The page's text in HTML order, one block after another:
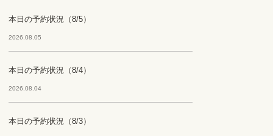
本日の予約状況（8/5）
2026.08.05
本日の予約状況（8/4）
2026.08.04
本日の予約状況（8/3）